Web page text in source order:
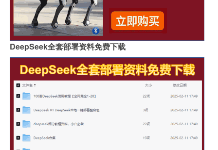
DeepSeek全套部署资料免费下载